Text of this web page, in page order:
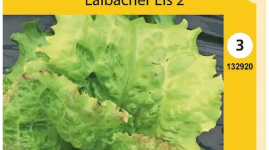
Tarkista myymäläsaatavuus
Tuotekuvaus